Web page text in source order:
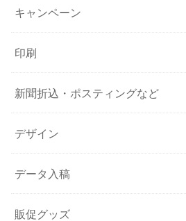
キャンペーン
印刷
新聞折込・ポスティングなど
デザイン
データ入稿
販促グッズ